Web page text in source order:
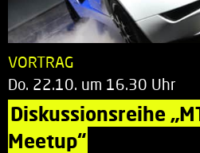
VORTRAG
Do. 22.10. um 16.30 Uhr
Diskussionsreihe
Meetup“